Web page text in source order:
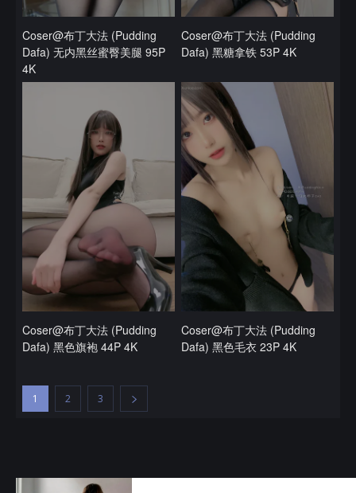
Coser@布丁大法 (Pudding
Dafa) 无内黑丝蜜臀美腿 95P
4K
Coser@布丁大法 (Pudding
Dafa) 黑糖拿铁 53P 4K
Coser@布丁大法 (Pudding
Dafa) 黑色旗袍 44P 4K
Coser@布丁大法 (Pudding
Dafa) 黑色毛衣 23P 4K
1 2 3